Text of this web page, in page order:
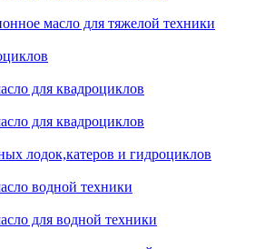
масло для тяжелой техники
для квадроциклов
для квадроциклов
лодок,катеров и гидроциклов
водной техники
для водной техники